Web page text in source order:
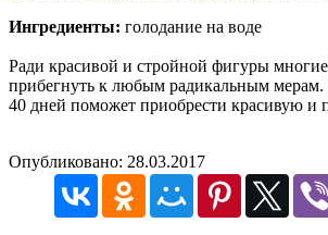
Ингредиенты: голодание на воде
Ради красивой и стройной фигуры
прибегнуть к любым радикальным мерам.
40 дней поможет приобрести красивую и
Опубликовано: 28.03.2017